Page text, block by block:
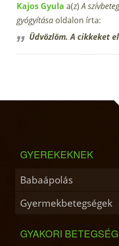
Kajos Gyula a(z)A
gyógyítása oldalon írta:
Üdvözlöm. A cikkeket
GYEREKEKNEK
Babaápolás
Gyermekbetegségek
GYAKORI